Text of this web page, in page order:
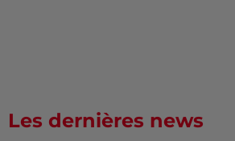
Les dernières news